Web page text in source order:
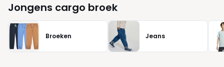
Jongens cargo broek
Broeken Jeans